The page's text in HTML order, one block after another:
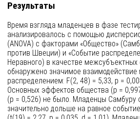
Результаты
Время взгляда младенцев в фазе
анализировалось с помощью
(ANOVA) с факторами «Общество»
против Швеции) и «Событие
Неравного) в качестве
обнаружено значимое
распределением: F(2, 48) = 5,33, p =
Основных эффектов общества (p =
(p = 0,526) не было. Младенцы Самбуру
значительно дольше на равное